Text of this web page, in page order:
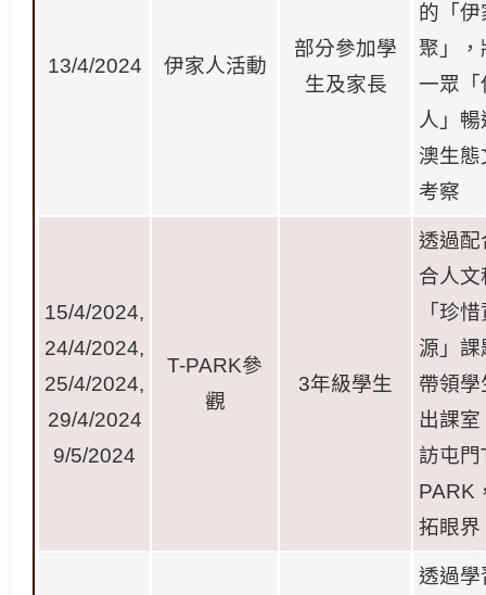
13/4/2024 伊家人活動
部分參加學
生及家長
的「伊
聚」，
一眾「
人」暢
澳生態
考察
15/4/2024,
24/4/2024,
25/4/2024,
29/4/2024
9/5/2024
T-PARK參
觀
3年級學生
透過配
合人文
「珍
源」課
帶領學
出課室
訪屯門
PARK
拓眼界
透過學